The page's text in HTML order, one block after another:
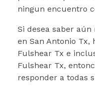
ningun encuentro
Si desea saber
en San Antonio Tx,
Fulshear Tx e
Fulshear Tx,
responder a todas